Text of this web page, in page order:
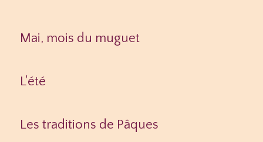
Mai, mois du muguet
L'été
Les traditions de Pâques